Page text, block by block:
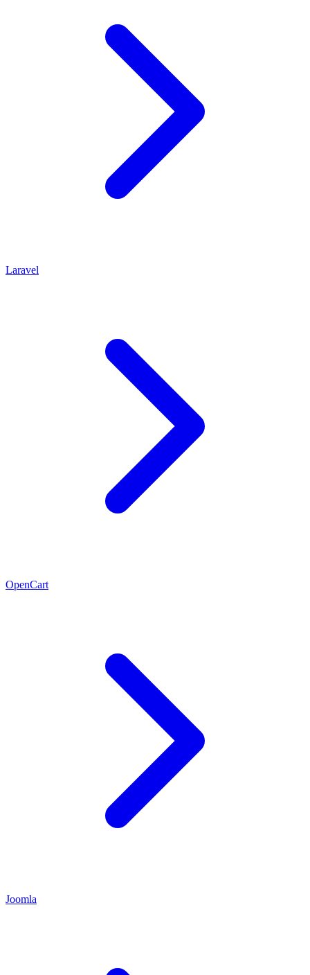
Laravel
OpenCart
Joomla